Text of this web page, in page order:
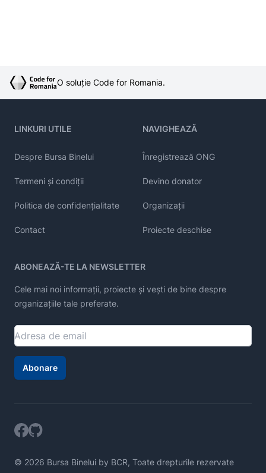
O soluție Code for Romania.
LINKURI UTILE
Despre Bursa Binelui
Termeni și condiții
Politica de confidențialitate
Contact
NAVIGHEAZĂ
Înregistrează ONG
Devino donator
Organizații
Proiecte deschise
ABONEAZĂ-TE LA NEWSLETTER
Cele mai noi informații, proiecte și vești de bine despre
organizațiile tale preferate.
Abonare
© 2026 Bursa Binelui by BCR, Toate drepturile rezervate